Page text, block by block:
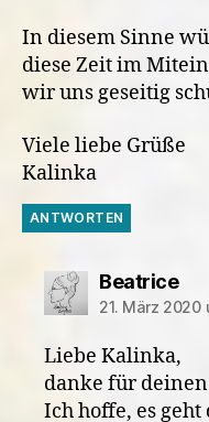
In diesem Sinne
diese Zeit im
wir uns geseitig
Viele liebe Grüße
Kalinka
ANTWORTEN
Beatrice
21. März 2020
Liebe Kalinka,
danke für
Ich hoffe, es